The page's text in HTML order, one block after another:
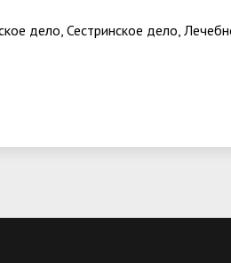
дело, Сестринское дело,